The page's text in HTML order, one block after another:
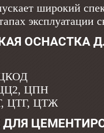
широкий
эксплуатации
ОСНАСТКА
ЦПН
ЦТГ, ЦТЖ
ДЛЯ